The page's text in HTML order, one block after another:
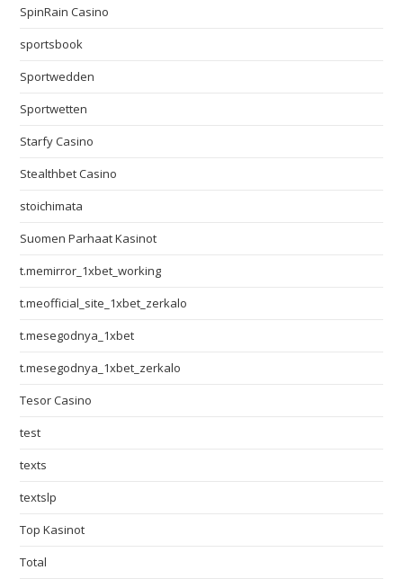
SpinRain Casino
sportsbook
Sportwedden
Sportwetten
Starfy Casino
Stealthbet Casino
stoichimata
Suomen Parhaat Kasinot
t.memirror_1xbet_working
t.meofficial_site_1xbet_zerkalo
t.mesegodnya_1xbet
t.mesegodnya_1xbet_zerkalo
Tesor Casino
test
texts
textslp
Top Kasinot
Total